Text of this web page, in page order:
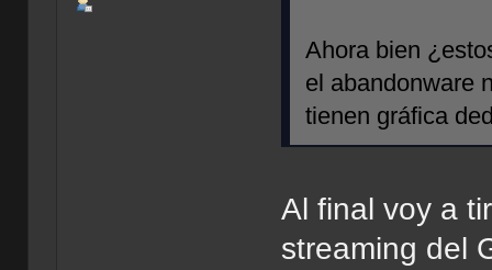
Ahora bien
el abandonware
tienen gráfica
Al final voy a
streaming del